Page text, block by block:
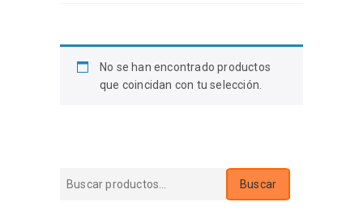
No se han encontrado productos
que coincidan con tu selección.
Buscar